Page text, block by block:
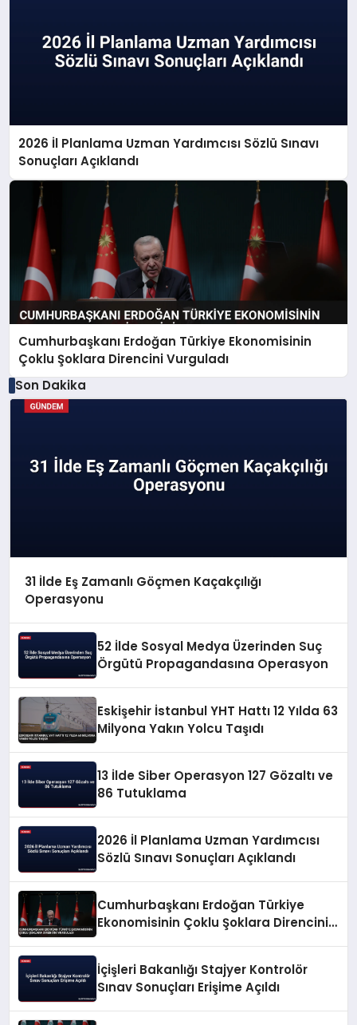
2026 İl Planlama Uzman Yardımcısı Sözlü Sınavı
Sonuçları Açıklandı
Cumhurbaşkanı Erdoğan Türkiye Ekonomisinin
Çoklu Şoklara Direncini Vurguladı
Son Dakika
31 İlde Eş Zamanlı Göçmen Kaçakçılığı
Operasyonu
52 İlde Sosyal Medya Üzerinden Suç
Örgütü Propagandasına Operasyon
Eskişehir İstanbul YHT Hattı 12 Yılda 63
Milyona Yakın Yolcu Taşıdı
13 İlde Siber Operasyon 127 Gözaltı ve
86 Tutuklama
2026 İl Planlama Uzman Yardımcısı
Sözlü Sınavı Sonuçları Açıklandı
Cumhurbaşkanı Erdoğan Türkiye
Ekonomisinin Çoklu Şoklara Direncini
İçişleri Bakanlığı Stajyer Kontrolör
Sınav Sonuçları Erişime Açıldı